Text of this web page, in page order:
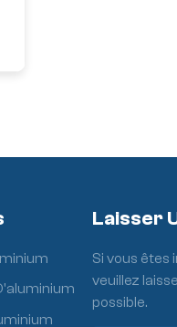
Laisser
Si vous êtes
veuillez
possible.